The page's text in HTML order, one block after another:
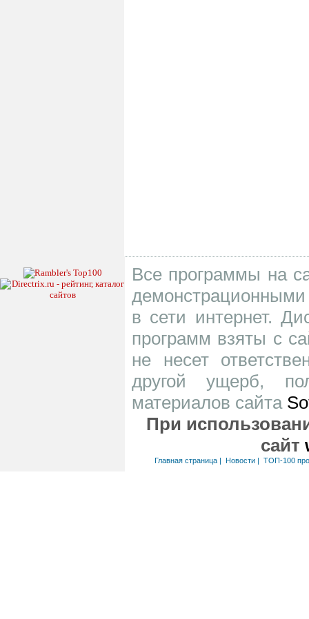
Все программы на
в сети интернет.
программ взяты с
не несет
другой ущерб,
материалов сайта
При
сайт
Главная страница| Новости| ТОП-100